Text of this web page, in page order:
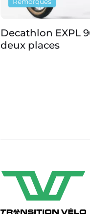
Decathlon EXPL
deux places